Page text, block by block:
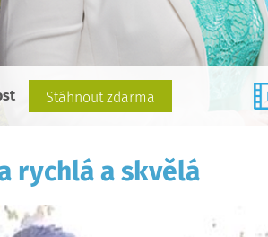
Stáhnout zdarma
rychlá a skvělá